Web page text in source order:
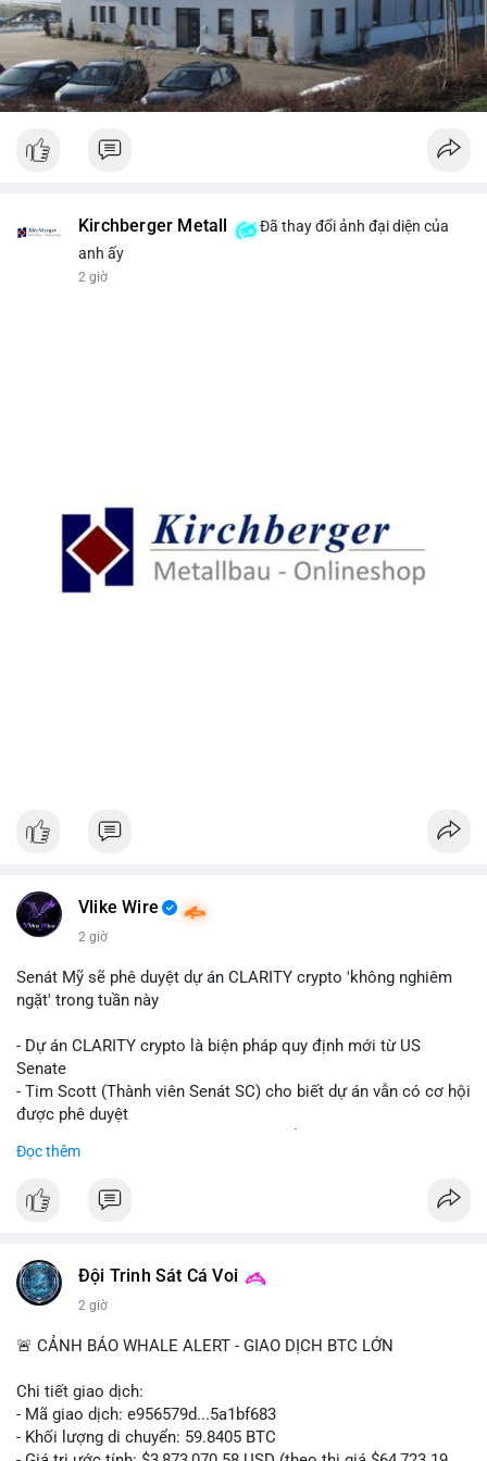
Kirchberger Metall
Đã thay đổi ảnh đại diện của
anh ấy
2 giờ
Vlike Wire
2 giờ
Senát Mỹ sẽ phê duyệt dự án CLARITY crypto 'không nghiêm
ngặt' trong tuần này
- Dự án CLARITY crypto là biện pháp quy định mới từ US
Senate
- Tim Scott (Thành viên Senát SC) cho biết dự án vẫn có cơ hội
được phê duyệt
trình
#vlikevn #titanbot
Đọc thêm
Đội Trinh Sát Cá Voi
2 giờ
🚨 CẢNH BÁO WHALE ALERT - GIAO DỊCH BTC LỚN
Chi tiết giao dịch:
- Mã giao dịch: e956579d...5a1bf683
- Khối lượng di chuyển: 59.8405 BTC